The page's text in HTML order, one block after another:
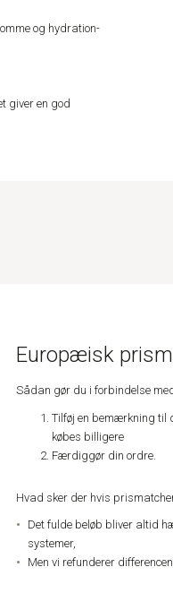
og hydration-
giver en god
Europæisk
Sådan gør du i forbindelse
Tilføj en bemærkning til
købes billigere
Færdiggør din ordre.
Hvad sker der hvis
Det fulde beløb bliver altid
systemer,
Men vi refunderer